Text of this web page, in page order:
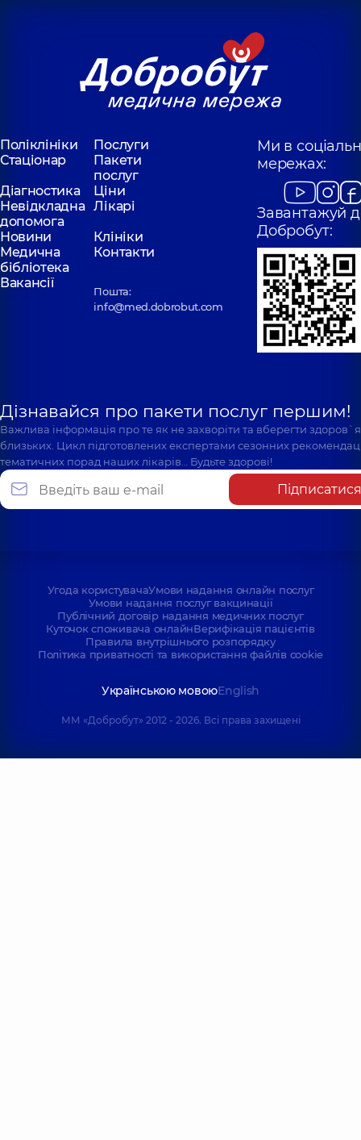
Поліклініки
Послуги
Стаціонар
Пакети
послуг
Діагностика
Ціни
Невідкладна
допомога
Лікарі
Новини
Клініки
Медична
бібліотека
Контакти
Вакансії
Пошта:
info@med.dobrobut.com
Ми в
мережах:
Завантажуй
Добробут:
Дізнавайся про пакети послуг першим!
Важлива інформація про те як не захворіти та вберегти
близьких. Цикл підготовлених експертами сезонних
тематичних порад наших лікарів… Будьте здорові!
Підписатися
Угода користувачаУмови надання онлайн послуг
Умови надання послуг вакцинації
Публічний договір надання медичних послуг
Куточок споживача онлайнВерифікація пацієнтів
Правила внутрішнього розпорядку
Політика приватності та використання файлів cookie
Українською мовоюEnglish
ММ «Добробут» 2012 - 2026. Всі права захищені